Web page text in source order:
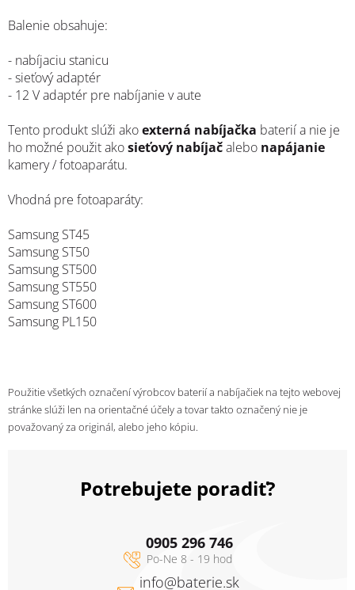
Balenie obsahuje:
- nabíjaciu stanicu
- sieťový adaptér
- 12 V adaptér pre nabíjanie v aute
Tento produkt slúži akoexterná nabíjačka baterií a nie je
ho možné použit akosieťový nabíjačalebo napájanie
kamery / fotoaparátu.
Vhodná pre fotoaparáty:
Samsung ST45
Samsung ST50
Samsung ST500
Samsung ST550
Samsung ST600
Samsung PL150
Použitie všetkých označení výrobcov baterií a nabíjačiek na tejto webovej
stránke slúži len na orientačné účely a tovar takto označený nie je
považovaný za originál, alebo jeho kópiu.
Potrebujete poradiť?
info@baterie.sk
0905 296 746